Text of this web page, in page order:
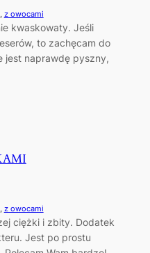
, z owocami
kwaskowaty. Jeśli
to zachęcam do
jest naprawdę pyszny,
, z owocami
ciężki i zbity. Dodatek
Jest po prostu